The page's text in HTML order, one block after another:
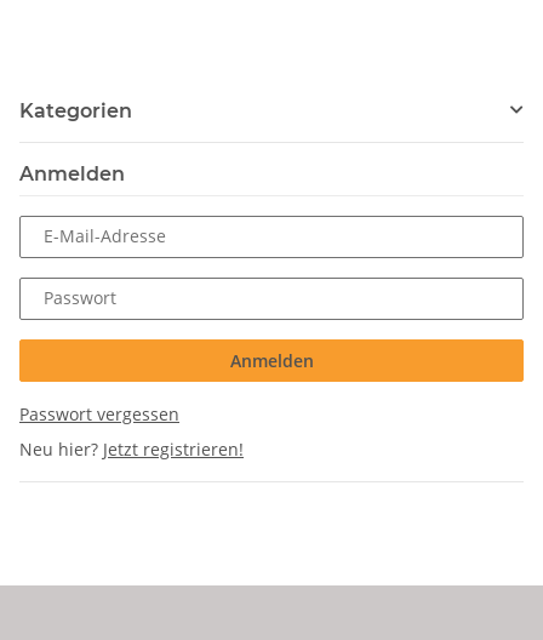
Kategorien
Anmelden
E-Mail-Adresse
Passwort
Anmelden
Passwort vergessen
Neu hier? Jetzt registrieren!